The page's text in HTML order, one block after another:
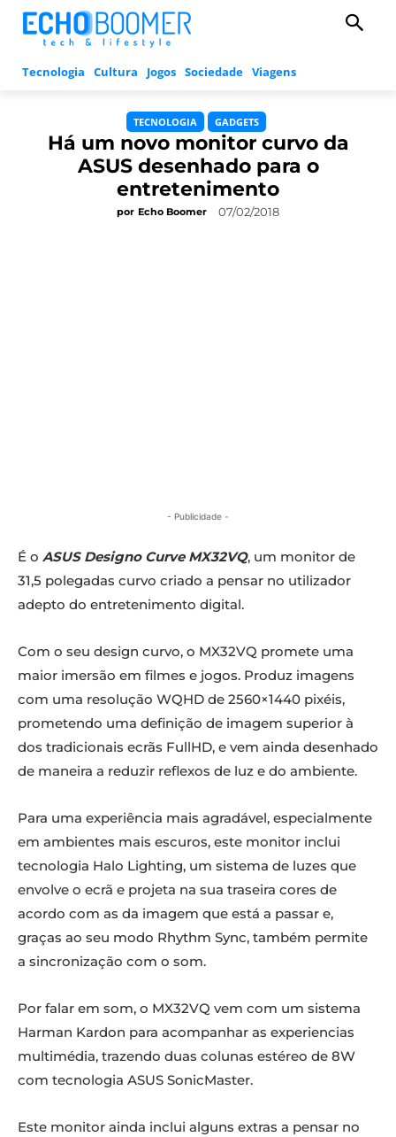
Tecnologia Cultura Jogos Sociedade Viagens
TECNOLOGIA GADGETS
Há um novo monitor curvo da
ASUS desenhado para o
entretenimento
por Echo Boomer 07/02/2018
- Publicidade -
É o ASUS Designo Curve MX32VQ, um monitor de
31,5 polegadas curvo criado a pensar no utilizador
adepto do entretenimento digital.
Com o seu design curvo, o MX32VQ promete uma
maior imersão em filmes e jogos. Produz imagens
com uma resolução WQHD de 2560×1440 pixéis,
prometendo uma definição de imagem superior à
dos tradicionais ecrãs FullHD, e vem ainda desenhado
de maneira a reduzir reflexos de luz e do ambiente.
Para uma experiência mais agradável, especialmente
em ambientes mais escuros, este monitor inclui
tecnologia Halo Lighting, um sistema de luzes que
envolve o ecrã e projeta na sua traseira cores de
acordo com as da imagem que está a passar e,
graças ao seu modo Rhythm Sync, também permite
a sincronização com o som.
Por falar em som, o MX32VQ vem com um sistema
Harman Kardon para acompanhar as experiencias
multimédia, trazendo duas colunas estéreo de 8W
com tecnologia ASUS SonicMaster.
Este monitor ainda inclui alguns extras a pensar no